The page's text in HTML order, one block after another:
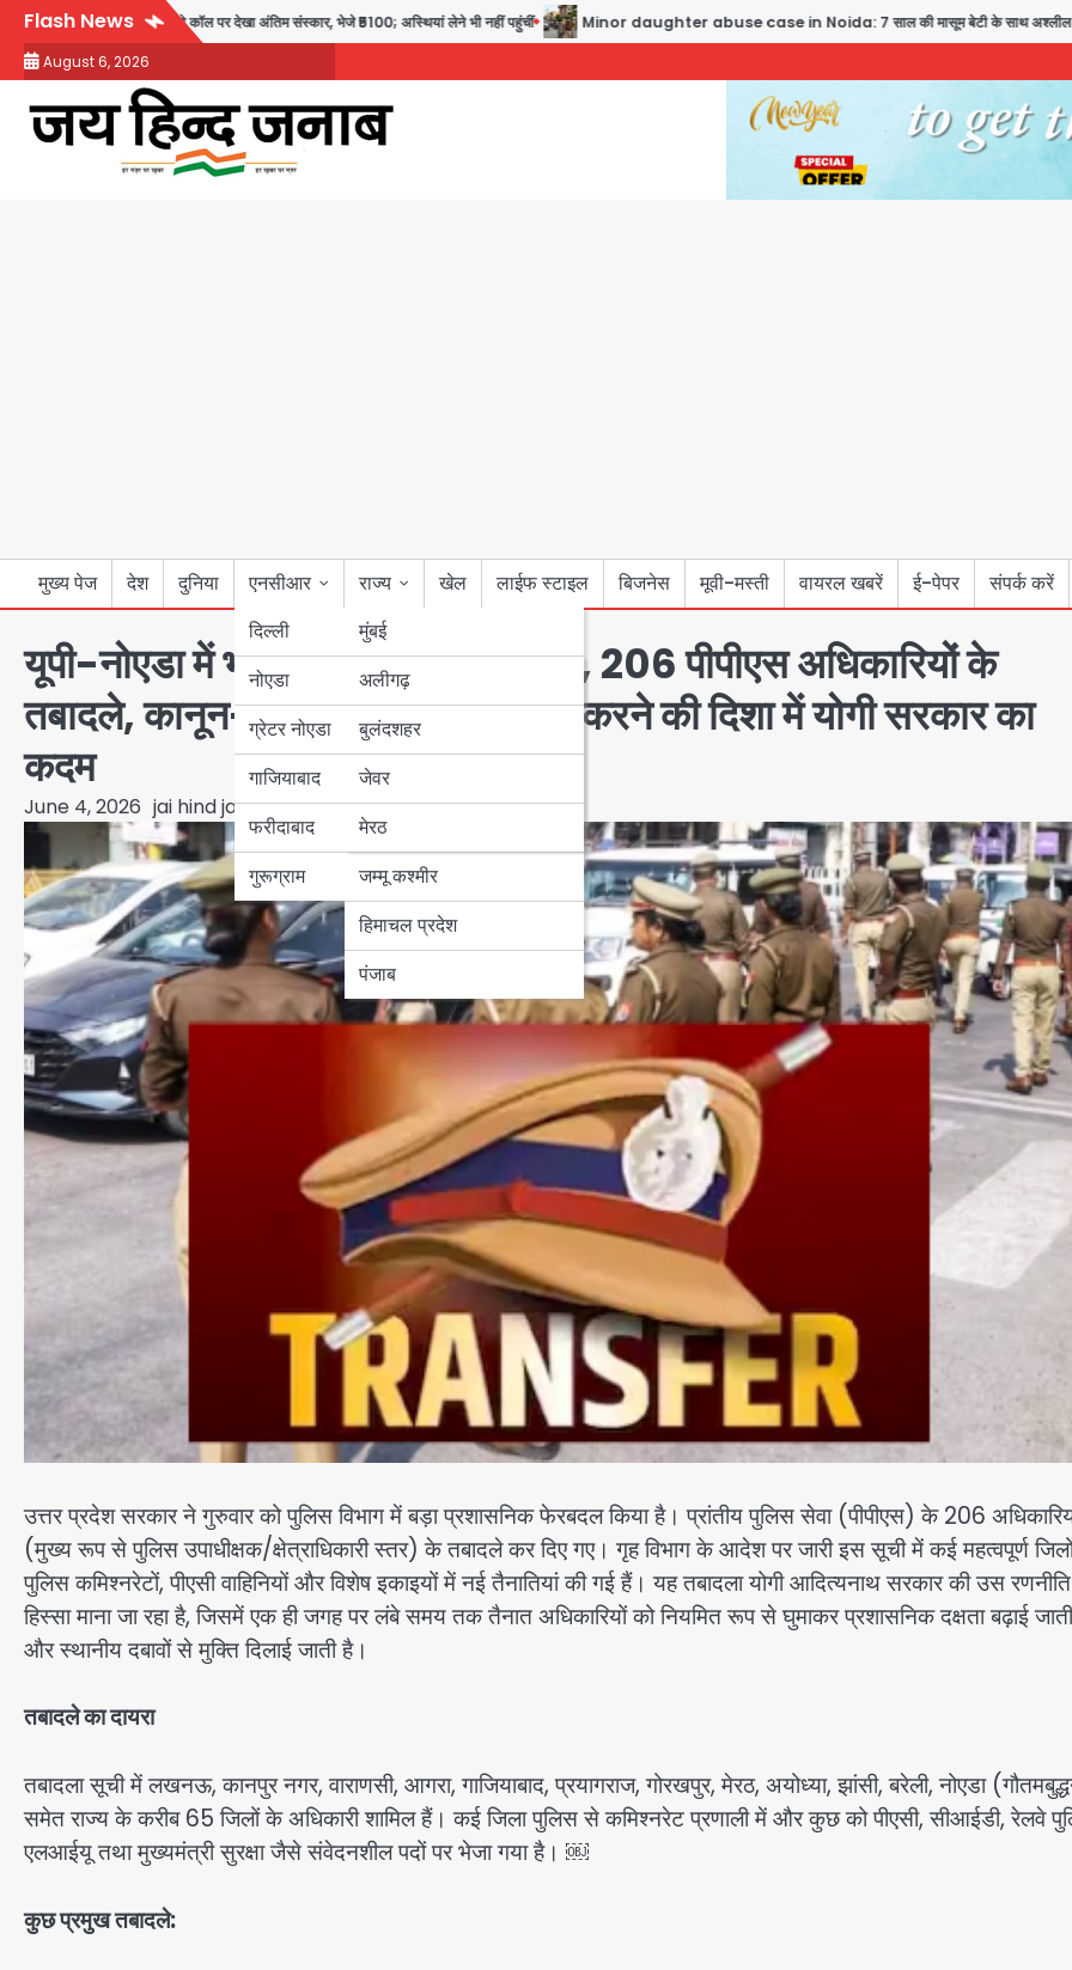
Skip
content
Flash News
बेटियों ने वीडियो कॉल पर देखा अंतिम संस्कार, भेजे ₹5100; अस्थियां लेने भी नहीं पहुंचीं Minor daughter abuse case in Noida: 7 साल की मासूम बेटी के साथ अश्लील हरकत करने वाले
August 6, 2026
मुख्य पेज देश दुनिया
एनसीआर
दिल्ली
नोएडा
ग्रेटर नोएडा
गाजियाबाद
फरीदाबाद
गुरूग्राम
राज्य
मुंबई
उत्तर प्रदेश
अलीगढ़
बुलंदशहर
जेवर
मेरठ
बिहार
पंजाब
हरियाणा
जम्मू कश्मीर
हिमाचल प्रदेश
पंजाब
खेल लाईफ स्टाइल बिजनेस मूवी-मस्ती वायरल खबरें ई-पेपर संपर्क करें
यूपी-नोएडा में भी चली तबादला एक्सप्रेस, 206 पीपीएस अधिकारियों के
तबादले, कानून-व्यवस्था को और मजबूत करने की दिशा में योगी सरकार का
कदम
June 4, 2026 jai hind janab
उत्तर प्रदेश सरकार ने गुरुवार को पुलिस विभाग में बड़ा प्रशासनिक फेरबदल किया है। प्रांतीय पुलिस सेवा (पीपीएस) के 206
(मुख्य रूप से पुलिस उपाधीक्षक/क्षेत्राधिकारी स्तर) के तबादले कर दिए गए। गृह विभाग के आदेश पर जारी इस सूची में कई महत्वपूर्ण
पुलिस कमिश्नरेटों, पीएसी वाहिनियों और विशेष इकाइयों में नई तैनातियां की गई हैं। यह तबादला योगी आदित्यनाथ सरकार की उस
हिस्सा माना जा रहा है, जिसमें एक ही जगह पर लंबे समय तक तैनात अधिकारियों को नियमित रूप से घुमाकर प्रशासनिक दक्षता बढ़ाई
और स्थानीय दबावों से मुक्ति दिलाई जाती है।
तबादले का दायरा
तबादला सूची में लखनऊ, कानपुर नगर, वाराणसी, आगरा, गाजियाबाद, प्रयागराज, गोरखपुर, मेरठ, अयोध्या, झांसी, बरेली, नोएडा
समेत राज्य के करीब 65 जिलों के अधिकारी शामिल हैं। कई जिला पुलिस से कमिश्नरेट प्रणाली में और कुछ को पीएसी, सीआईडी, रेलवे
एलआईयू तथा मुख्यमंत्री सुरक्षा जैसे संवेदनशील पदों पर भेजा गया है। ￼
कुछ प्रमुख तबादले: